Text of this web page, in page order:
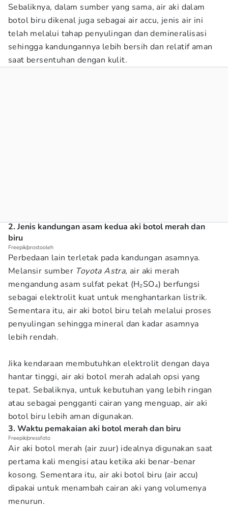
Sebaliknya, dalam sumber yang sama, air aki dalam
botol biru dikenal juga sebagai air accu, jenis air ini
telah melalui tahap penyulingan dan demineralisasi
sehingga kandungannya lebih bersih dan relatif aman
saat bersentuhan dengan kulit.
2. Jenis kandungan asam kedua aki botol merah dan
biru
Freepik/prostooleh
Perbedaan lain terletak pada kandungan asamnya.
Melansir sumber Toyota Astra, air aki merah
mengandung asam sulfat pekat (H₂SO₄) berfungsi
sebagai elektrolit kuat untuk menghantarkan listrik.
Sementara itu, air aki botol biru telah melalui proses
penyulingan sehingga mineral dan kadar asamnya
lebih rendah.
Jika kendaraan membutuhkan elektrolit dengan daya
hantar tinggi, air aki botol merah adalah opsi yang
tepat. Sebaliknya, untuk kebutuhan yang lebih ringan
atau sebagai pengganti cairan yang menguap, air aki
botol biru lebih aman digunakan.
3. Waktu pemakaian aki botol merah dan biru
Freepik/pressfoto
Air aki botol merah (air zuur) idealnya digunakan saat
pertama kali mengisi atau ketika aki benar-benar
kosong. Sementara itu, air aki botol biru (air accu)
dipakai untuk menambah cairan aki yang volumenya
menurun.